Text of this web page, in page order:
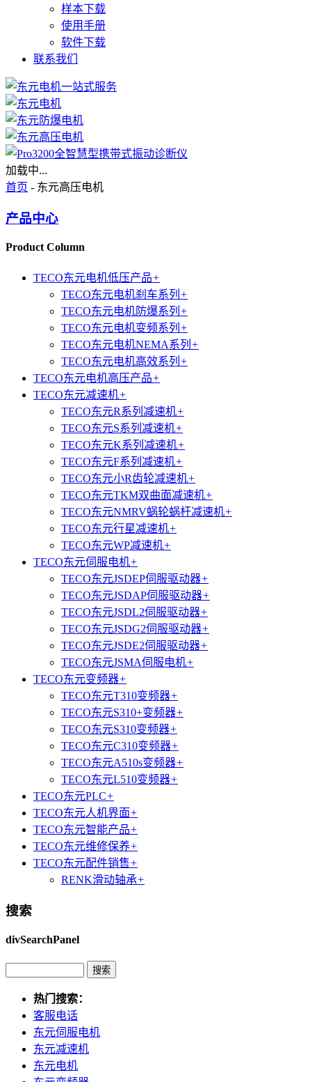
样本下载
使用手册
软件下载
联系我们
加载中...
首页 - 东元高压电机
产品中心
Product Column
TECO东元电机低压产品+
TECO东元电机刹车系列 +
TECO东元电机防爆系列 +
TECO东元电机变频系列 +
TECO东元电机NEMA系列 +
TECO东元电机高效系列 +
TECO东元电机高压产品+
TECO东元减速机+
TECO东元R系列减速机+
TECO东元S系列减速机+
TECO东元K系列减速机+
TECO东元F系列减速机+
TECO东元小R齿轮减速机+
TECO东元TKM双曲面减速机+
TECO东元NMRV蜗轮蜗杆减速机+
TECO东元行星减速机+
TECO东元WP减速机+
TECO东元伺服电机+
TECO东元JSDEP伺服驱动器+
TECO东元JSDAP伺服驱动器+
TECO东元JSDL2伺服驱动器+
TECO东元JSDG2伺服驱动器+
TECO东元JSDE2伺服驱动器+
TECO东元JSMA伺服电机+
TECO东元变频器+
TECO东元T310变频器+
TECO东元S310+变频器+
TECO东元S310变频器+
TECO东元C310变频器+
TECO东元A510s变频器+
TECO东元L510变频器+
TECO东元PLC+
TECO东元人机界面+
TECO东元智能产品+
TECO东元维修保养+
TECO东元配件销售+
RENK滑动轴承+
搜索
divSearchPanel
热门搜索：
客服电话
东元伺服电机
东元减速机
东元电机